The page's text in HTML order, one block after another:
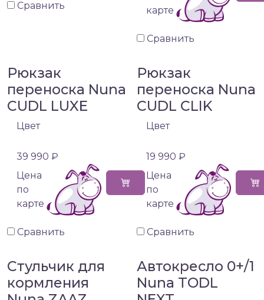
Сравнить
карте
Сравнить
Рюкзак
переноска Nuna
CUDL LUXE
Цвет
39 990 ₽
Цена
по
карте
Сравнить
Рюкзак
переноска Nuna
CUDL CLIK
Цвет
19 990 ₽
Цена
по
карте
Сравнить
Стульчик для
кормления
Автокресло 0+/1
Nuna TODL